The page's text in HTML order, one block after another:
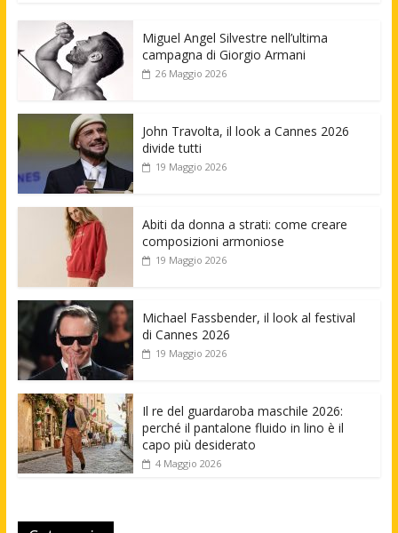
Miguel Angel Silvestre nell’ultima
campagna di Giorgio Armani
26 Maggio 2026
John Travolta, il look a Cannes 2026
divide tutti
19 Maggio 2026
Abiti da donna a strati: come creare
composizioni armoniose
19 Maggio 2026
Michael Fassbender, il look al festival
di Cannes 2026
19 Maggio 2026
Il re del guardaroba maschile 2026:
perché il pantalone fluido in lino è il
capo più desiderato
4 Maggio 2026